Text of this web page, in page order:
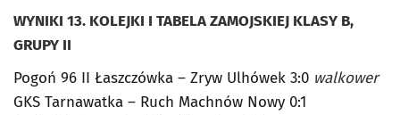
WYNIKI 13. KOLEJKI I TABELA ZAMOJSKIEJ KLASY B,
GRUPY II
Pogoń 96 II Łaszczówka – Zryw Ulhówek 3:0 walkower
GKS Tarnawatka – Ruch Machnów Nowy 0:1